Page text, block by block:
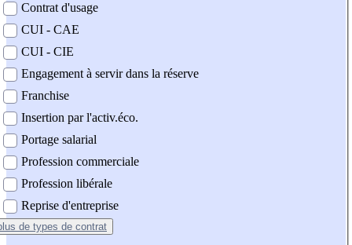
Contrat d'usage
CUI - CAE
CUI - CIE
Engagement à servir dans la réserve
Franchise
Insertion par l'activ.éco.
Portage salarial
Profession commerciale
Profession libérale
Reprise d'entreprise
de types de contrat